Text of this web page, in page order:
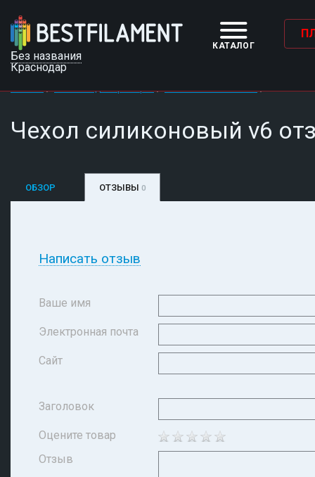
КАТАЛОГ
Без названия
Краснодар
Главная/Запчасти для принтеров/Чехол силиконовый v6/Чехол
Чехол силиконовый v6
ОБЗОР ОТЗЫВЫ 0
Написать отзыв
Ваше имя
Электронная почта
Сайт
Заголовок
Оцените товар
Отзыв